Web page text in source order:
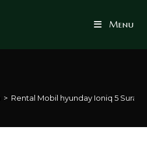
Menu
> Rental Mobil hyunday Ioniq 5